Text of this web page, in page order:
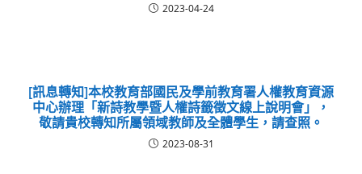
2023-04-24
[訊息轉知]本校教育部國民及學前教育署人權教育資源
中心辦理「新詩教學暨人權詩籤徵文線上說明會」，
敬請貴校轉知所屬領域教師及全體學生，請查照。
2023-08-31